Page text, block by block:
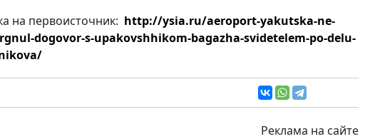
на первоисточник: http://ysia.ru/aeroport-yakutska-ne-
dogovor-s-upakovshhikom-bagazha-svidetelem-po-delu-
Реклама на сайте